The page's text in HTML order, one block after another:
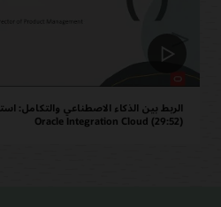
Oracle Integration Cloud (29:52)